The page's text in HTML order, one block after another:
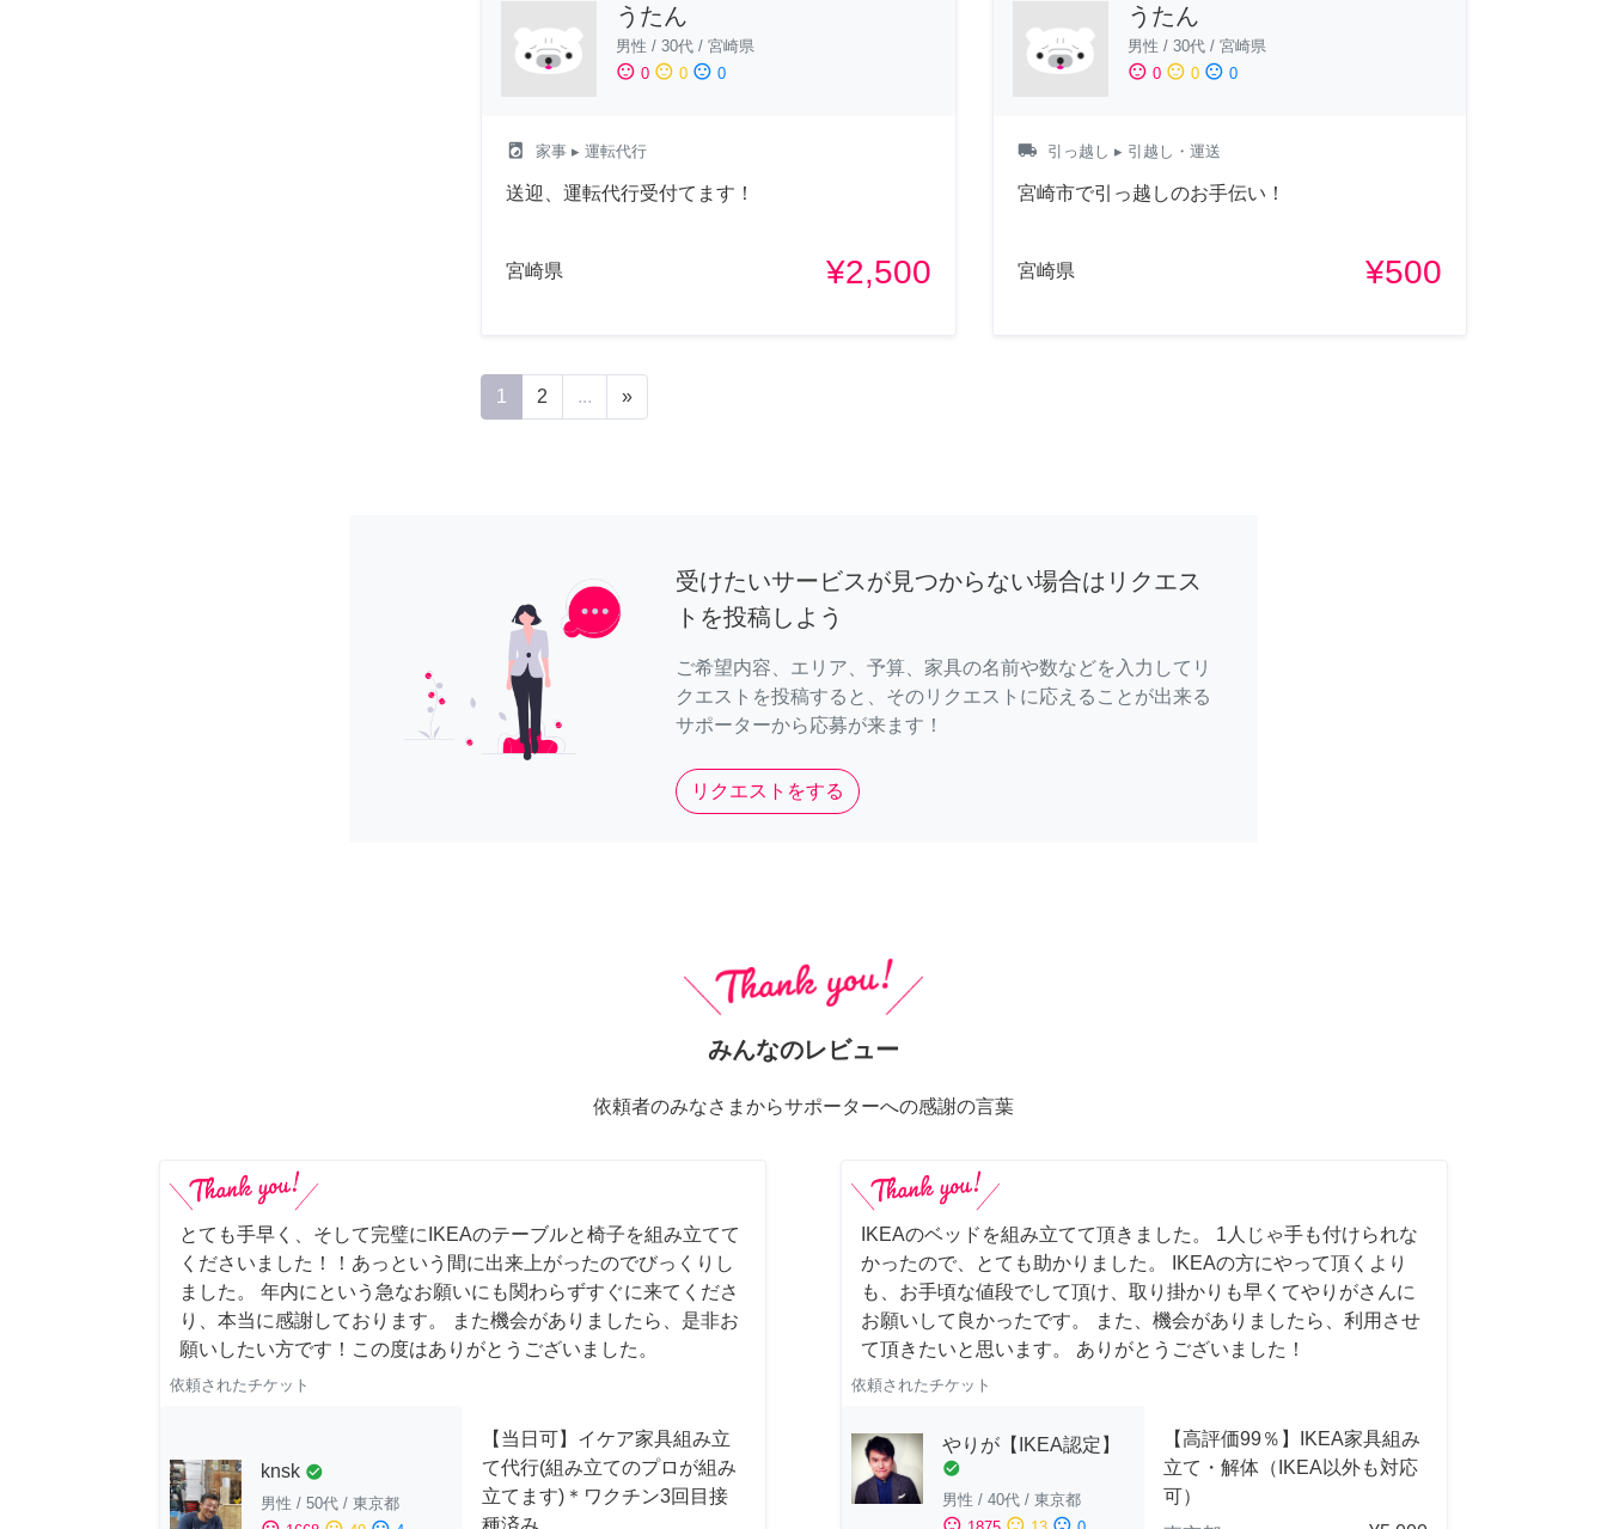
うたん
男性 / 30代 / 宮崎県
sentiment_satisfied 0 sentiment_neutral 0 sentiment_dissatisfied 0
local_laundry_service 家事 ▸ 運転代行
送迎、運転代行受付てます！
宮崎県 ¥2,500
うたん
男性 / 30代/ 宮崎県
sentiment_satisfied 0 sentiment_neutral 0 sentiment_dissatisfied 0
local_shipping 引っ越し ▸ 引越し・運送
宮崎市で引っ越しのお手伝い！
宮崎県 ¥500
1 2 ... »
受けたいサービスが見つからない場合はリクエス
トを投稿しよう
ご希望内容、エリア、予算、家具の名前や数などを入力してリ
クエストを投稿すると、そのリクエストに応えることが出来る
サポーターから応募が来ます！
リクエストをする
みんなのレビュー
依頼者のみなさまからサポーターへの感謝の言葉
とても手早く、そして完璧にIKEAのテーブルと椅子を組み立てて
くださいました！！あっという間に出来上がったのでびっくりし
ました。 年内にという急なお願いにも関わらずすぐに来てくださ
り、本当に感謝しております。 また機会がありましたら、是非お
願いしたい方です！この度はありがとうございました。
依頼されたチケット
knsk check_circle
男性 / 50代 / 東京都
【当日可】イケア家具組み立
て代行(組み立てのプロが組み
立てます)＊ワクチン3回目接
種済み
IKEAのベッドを組み立てて頂きました。 1人じゃ手も付けられな
かったので、とても助かりました。 IKEAの方にやって頂くより
も、お手頃な値段でして頂け、取り掛かりも早くてやりがさんに
お願いして良かったです。 また、機会がありましたら、利用させ
て頂きたいと思います。 ありがとうございました！
依頼されたチケット
やりが【IKEA認定】
check_circle
男性 / 40代 / 東京都
【高評価99％】IKEA家具組み
立て・解体（IKEA以外も対応
可）